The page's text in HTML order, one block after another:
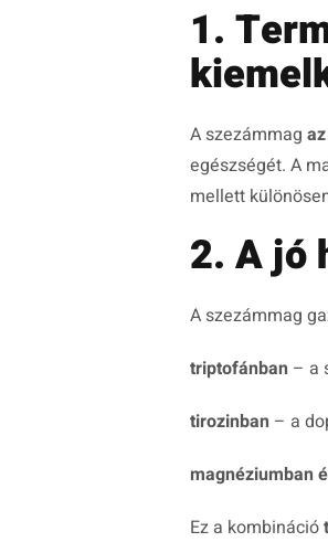
1.
A szezámmag
egészségét. A
mellett
2. A jó
A szezámmag
triptofánban – a
tirozinban – a
magnéziumban
Ez a kombináció